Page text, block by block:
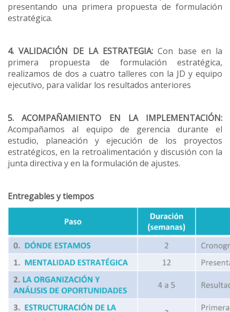
presentando una primera propuesta de formulación
estratégica.
4. VALIDACIÓN DE LA ESTRATEGIA:Con base en la
primera propuesta de formulación estratégica,
realizamos de dos a cuatro talleres con la JD y equipo
ejecutivo, para validar los resultados anteriores
5. ACOMPAÑAMIENTO EN LA IMPLEMENTACIÓN:
Acompañamos al equipo de gerencia durante el
estudio, planeación y ejecución de los proyectos
estratégicos, en la retroalimentación y discusión con la
junta directiva y en la formulación de ajustes.
Entregables y tiempos